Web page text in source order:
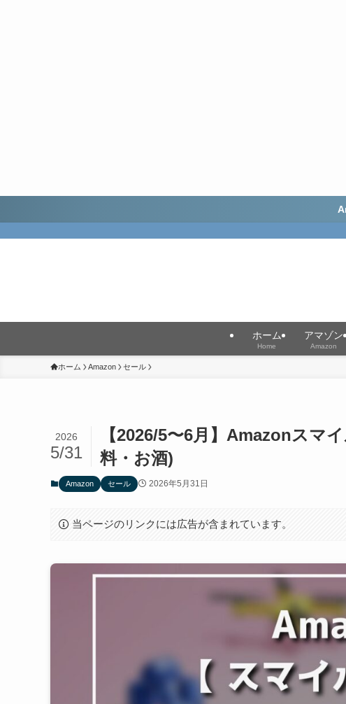
ホーム
Home
アマゾン
Amazon
ホーム Amazon セール
【2026/5〜6月】Amazonスマ
料・お酒)
2026
5/31
Amazon セール 2026年5月31日
当ページのリンクには広告が含まれています。